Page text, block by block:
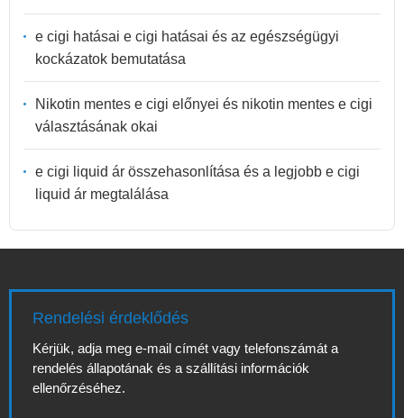
e cigi hatásai e cigi hatásai és az egészségügyi
kockázatok bemutatása
Nikotin mentes e cigi előnyei és nikotin mentes e cigi
választásának okai
e cigi liquid ár összehasonlítása és a legjobb e cigi
liquid ár megtalálása
Rendelési érdeklődés
Kérjük, adja meg e-mail címét vagy telefonszámát a
rendelés állapotának és a szállítási információk
ellenőrzéséhez.